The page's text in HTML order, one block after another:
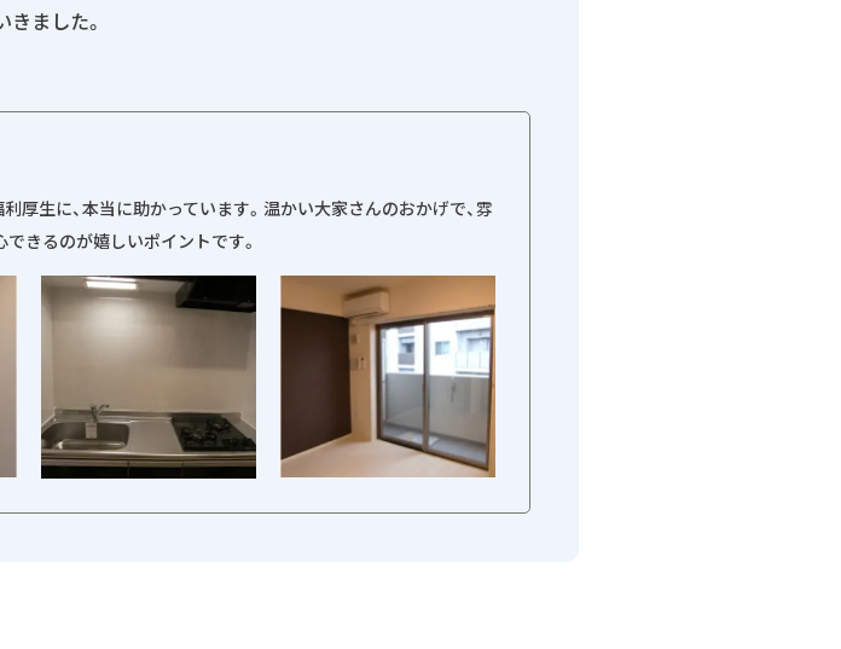
きました。
厚生に、本当に助かっています。温かい大家さんのおかげで、雰
きるのが嬉しいポイントです。